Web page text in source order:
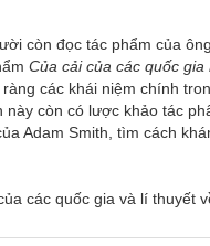
còn đọc tác phẩm của
Của cải của các quốc gia
các khái niệm chính
này còn có lược khảo tác
Adam Smith, tìm cách
các quốc gia và lí thuyết